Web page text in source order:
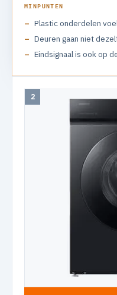
MINPUNTEN
Plastic onderdelen
Deuren gaan niet
Eindsignaal is ook op
2